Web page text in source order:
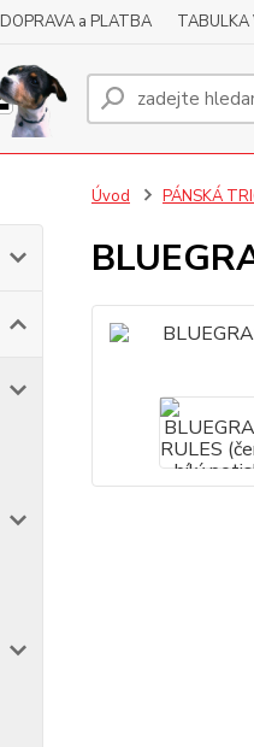
DOPRAVA a PLATBA TABULKA
Úvod PÁNSKÁ